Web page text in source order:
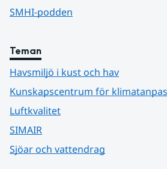
SMHI-podden
Teman
Havsmiljö i kust och hav
Kunskapscentrum för
Luftkvalitet
SIMAIR
Sjöar och vattendrag